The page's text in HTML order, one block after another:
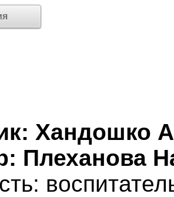
Хандошко
Плеханова